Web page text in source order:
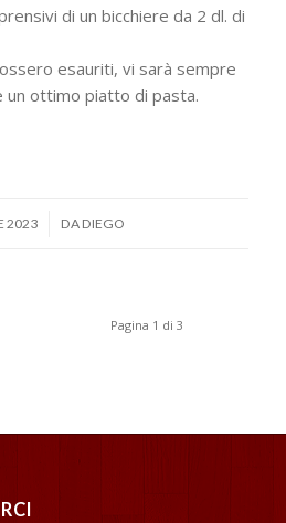
di un bicchiere da 2 dl. di
esauriti, vi sarà sempre
un ottimo piatto di pasta.
2023 DA DIEGO
Pagina 1 di 3